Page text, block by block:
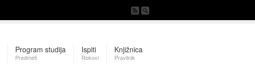
Program studija
Predmeti
Ispiti
Rokovi
Knjižnica
Pravilnik